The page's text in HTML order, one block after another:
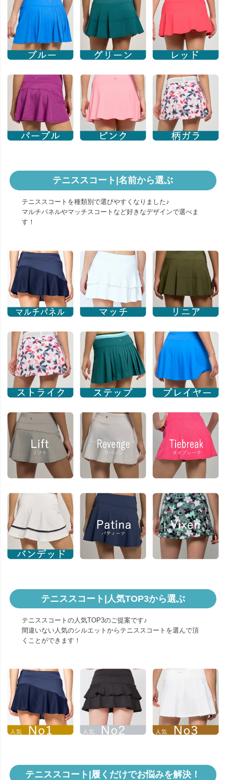
テニススコート|名前から選ぶ
テニススコートを種類別で選びやすくなりました♪
マルチパネルやマッチスコートなど好きなデザインで選べま
す！
テニススコート|人気TOP3から選ぶ
テニススコートの人気TOP3のご提案です♪
間違いない人気のシルエットからテニススコートを選んで頂
くことができます！
テニススコート|履くだけでお悩みを解決！